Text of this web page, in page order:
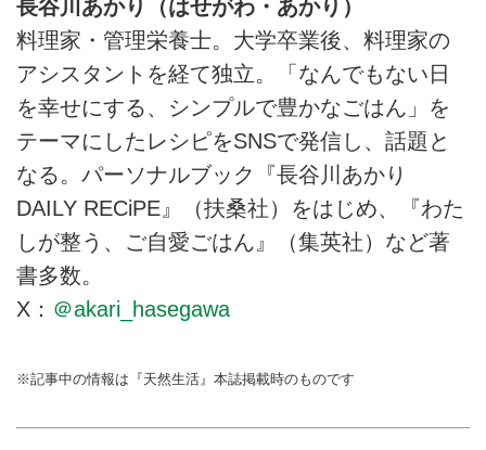
長谷川あかり（はせがわ・あかり）
料理家・管理栄養士。大学卒業後、料理家の
アシスタントを経て独立。「なんでもない日
を幸せにする、シンプルで豊かなごはん」を
テーマにしたレシピをSNSで発信し、話題と
なる。パーソナルブック『長谷川あかり
DAILY RECiPE』（扶桑社）をはじめ、『わた
しが整う、ご自愛ごはん』（集英社）など著
書多数。
X： ＠akari_hasegawa
※記事中の情報は『天然生活』本誌掲載時のものです